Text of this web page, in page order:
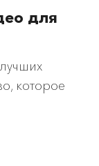
для
которое